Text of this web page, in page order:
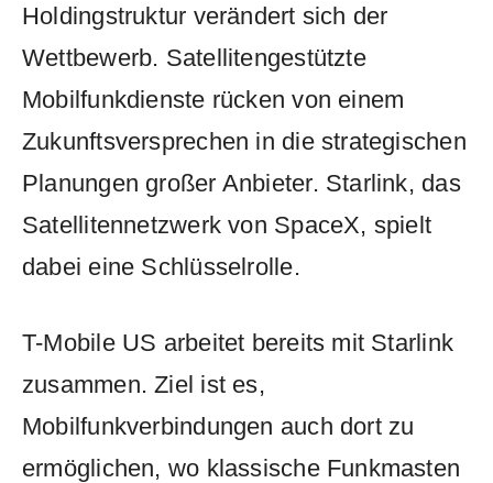
Holdingstruktur verändert sich der
Wettbewerb. Satellitengestützte
Mobilfunkdienste rücken von einem
Zukunftsversprechen in die strategischen
Planungen großer Anbieter. Starlink, das
Satellitennetzwerk von SpaceX, spielt
dabei eine Schlüsselrolle.
T-Mobile US arbeitet bereits mit Starlink
zusammen. Ziel ist es,
Mobilfunkverbindungen auch dort zu
ermöglichen, wo klassische Funkmasten